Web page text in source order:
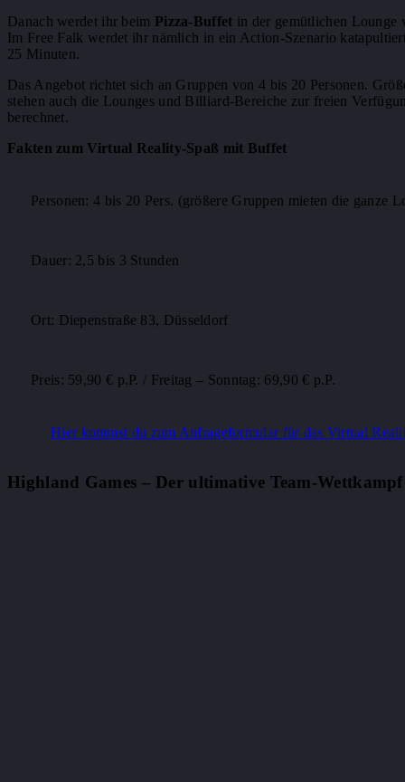
Danach werdet ihr beim Pizza-Buffet in der gemütlichen Lounge
Im Free Falk werdet ihr nämlich in ein Action-Szenario
25 Minuten.
Das Angebot richtet sich an Gruppen von 4 bis 20 Personen.
stehen auch die Lounges und Billiard-Bereiche zur freien
berechnet.
Fakten zum Virtual Reality-Spaß mit Buffet
Personen: 4 bis 20 Pers. (größere Gruppen mieten die ganze
Dauer: 2,5 bis 3 Stunden
Ort: Diepenstraße 83, Düsseldorf
Preis: 59,90 € p.P. / Freitag – Sonntag: 69,90 € p.P.
Hier kommst du zum Anfrageformular für das Virtual
Highland Games – Der ultimative Team-Wettkampf